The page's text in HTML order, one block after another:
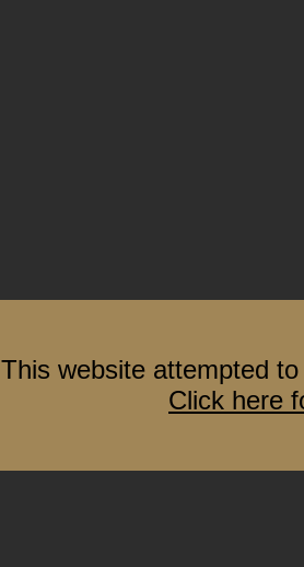
This website attempted
Click here